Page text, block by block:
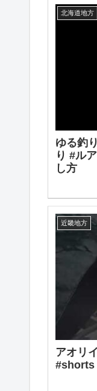
北海道地方
ゆる釣
り #ル
し方
近畿地方
アオリ
#shorts